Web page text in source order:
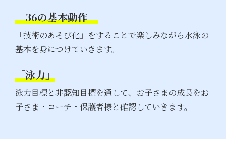
「36の基本動作」
「技術のあそび化」をすることで楽しみながら水泳の
基本を身につけていきます。
「泳力」
泳力目標と非認知目標を通して、お子さまの成長をお
子さま・コーチ・保護者様と確認していきます。